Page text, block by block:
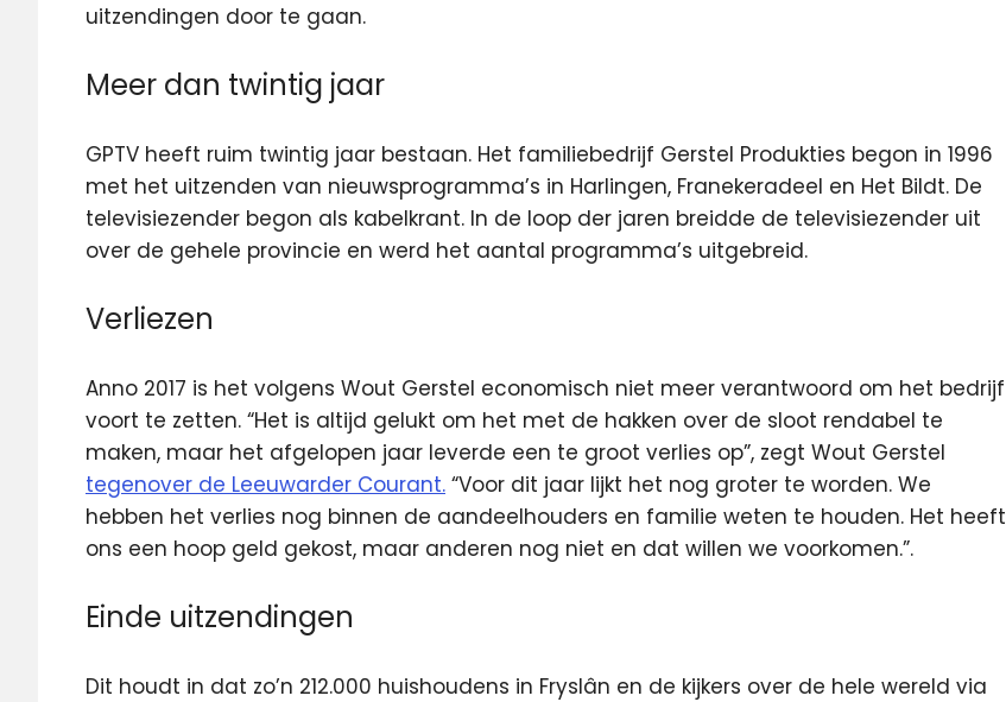
uitzendingen door te gaan.
Meer dan twintig jaar
GPTV heeft ruim twintig jaar bestaan. Het familiebedrijf Gerstel Produkties begon in 1996
met het uitzenden van nieuwsprogramma’s in Harlingen, Franekeradeel en Het Bildt. De
televisiezender begon als kabelkrant. In de loop der jaren breidde de televisiezender uit
over de gehele provincie en werd het aantal programma’s uitgebreid.
Verliezen
Anno 2017 is het volgens Wout Gerstel economisch niet meer verantwoord om het bedrijf
voort te zetten. “Het is altijd gelukt om het met de hakken over de sloot rendabel te
maken, maar het afgelopen jaar leverde een te groot verlies op”, zegt Wout Gerstel
tegenover de Leeuwarder Courant. “Voor dit jaar lijkt het nog groter te worden. We
hebben het verlies nog binnen de aandeelhouders en familie weten te houden. Het heeft
ons een hoop geld gekost, maar anderen nog niet en dat willen we voorkomen.”.
Einde uitzendingen
Dit houdt in dat zo’n 212.000 huishoudens in Fryslân en de kijkers over de hele wereld via